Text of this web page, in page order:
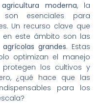
agricultura moderna, la
son esenciales para
Un recurso clave que
este ámbito son las
grandes. Estas
optimizan el manejo
los cultivos y
¿qué hace que las
para los